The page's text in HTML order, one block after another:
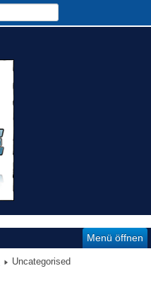
Menü öffnen
Uncategorised